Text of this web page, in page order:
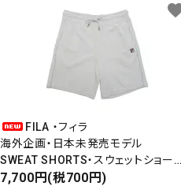
FILA ・フィラ
海外企画・日本未発売モデル
SWEAT SHORTS・スウェットショーツ
ベロア・ホワイト
7,700円(税700円)